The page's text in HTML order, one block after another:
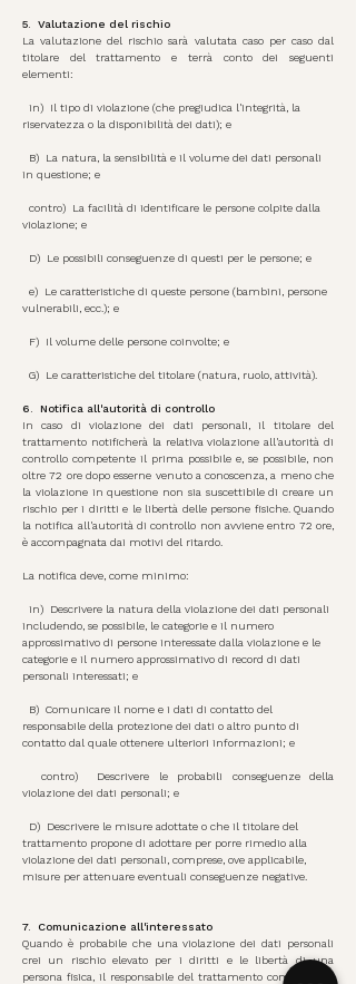
5.
Valutazione del rischio
La valutazione del rischio sarà valutata caso per caso dal
titolare del trattamento e terrà conto dei seguenti
elementi:
in)
Il tipo di violazione (che pregiudica l'integrità, la
riservatezza o la disponibilità dei dati); e
B)
La natura, la sensibilità e il volume dei dati personali
in questione; e
contro)
La facilità di identificare le persone colpite dalla
violazione; e
D) Le possibili conseguenze di questi per le persone; e
e)
Le caratteristiche di queste persone (bambini, persone
vulnerabili, ecc.); e
F) Il volume delle persone coinvolte; e
G) Le caratteristiche del titolare (natura, ruolo, attività).
6.
Notifica all'autorità di controllo
In caso di violazione dei dati personali, il titolare del
trattamento notificherà la relativa violazione all'autorità di
controllo competente il prima possibile e, se possibile, non
oltre 72 ore dopo esserne venuto a conoscenza, a meno che
la violazione in questione non sia suscettibile di creare un
rischio per i diritti e le libertà delle persone fisiche. Quando
la notifica all'autorità di controllo non avviene entro 72 ore,
è accompagnata dai motivi del ritardo.
La notifica deve, come minimo:
in)
Descrivere la natura della violazione dei dati personali
includendo, se possibile, le categorie e il numero
approssimativo di persone interessate dalla violazione e le
categorie e il numero approssimativo di record di dati
personali interessati; e
B) Comunicare il nome e i dati di contatto del
responsabile della protezione dei dati o altro punto di
contatto dal quale ottenere ulteriori informazioni; e
contro)
Descrivere le probabili conseguenze della
violazione dei dati personali; e
D)
Descrivere le misure adottate o che il titolare del
trattamento propone di adottare per porre rimedio alla
violazione dei dati personali, comprese, ove applicabile,
misure per attenuare eventuali conseguenze negative.
7.
Comunicazione all'interessato
Quando è probabile che una violazione dei dati personali
crei un rischio elevato per i diritti e le libertà di una
persona fisica, il responsabile del trattamento comunica la